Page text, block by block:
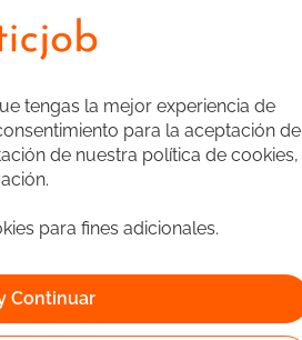
tengas la mejor experiencia de
para la aceptación de
de nuestra política de cookies,
para fines adicionales.
Continuar